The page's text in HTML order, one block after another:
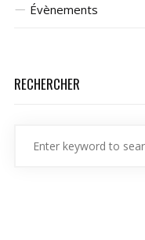
Évènements
RECHERCHER